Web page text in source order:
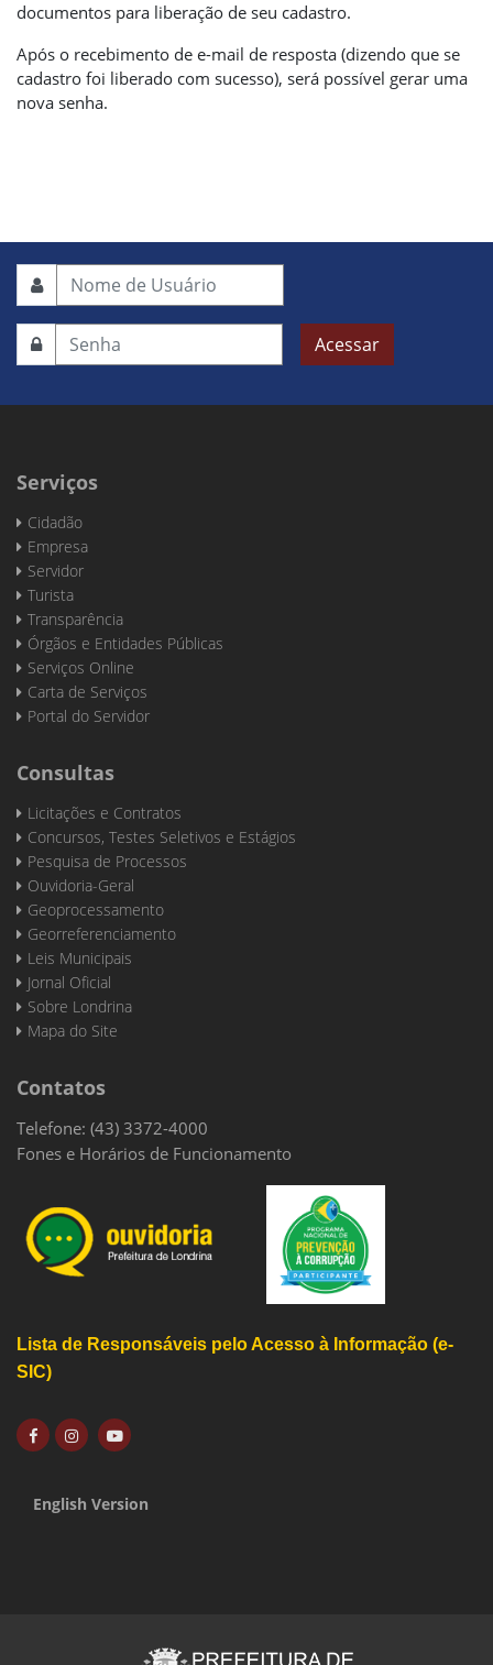
documentos para liberação de seu cadastro.
Após o recebimento de e-mail de resposta (dizendo que se
cadastro foi liberado com sucesso), será possível gerar uma
nova senha.
Acessar
Serviços
Cidadão
Empresa
Servidor
Turista
Transparência
Órgãos e Entidades Públicas
Serviços Online
Carta de Serviços
Portal do Servidor
Consultas
Licitações e Contratos
Concursos, Testes Seletivos e Estágios
Pesquisa de Processos
Ouvidoria-Geral
Geoprocessamento
Georreferenciamento
Leis Municipais
Jornal Oficial
Sobre Londrina
Mapa do Site
Contatos
Telefone: (43) 3372-4000
Fones e Horários de Funcionamento
Lista de Responsáveis pelo Acesso à Informação (e-
SIC)
English Version